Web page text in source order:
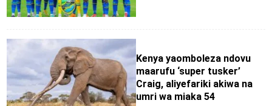
Kenya yaomboleza ndovu
maarufu ‘super tusker’
Craig, aliyefariki akiwa na
umri wa miaka 54